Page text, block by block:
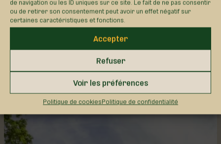
ou de retirer son consentement peut avoir un effet négatif sur
certaines caractéristiques et fonctions.
Accepter
Refuser
Voir les préférences
Politique de cookiesPolitique de confidentialité
nichés au cœur de la Forêt de la Seigneurie de
Lotbinière, dévoilent un savant mélange de
nature et d’histoire locale, dans un cadre
empreint de calme et de sérénité. Suivez le cours
paisible de la rivière du Chêne et prenez le temps
de faire une pause dans l’une des…
DÉCOUVRIR CE PAYSAGE